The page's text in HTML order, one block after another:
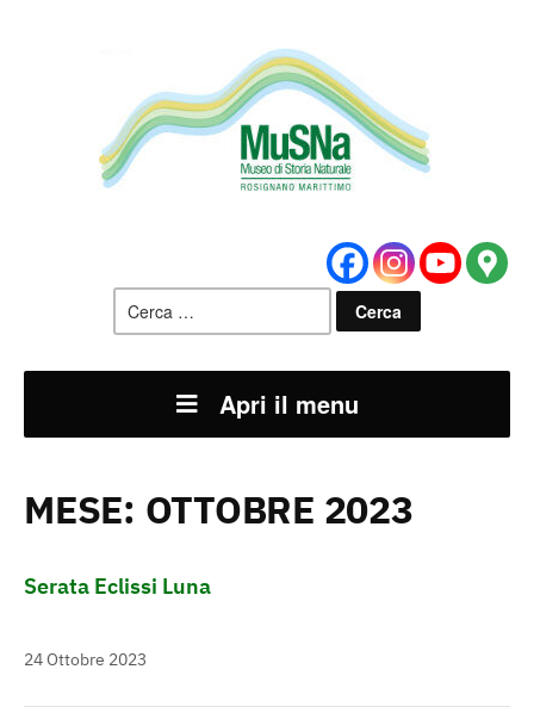
per:
Apri il menu
MESE: OTTOBRE 2023
Serata Eclissi Luna
24 Ottobre 2023